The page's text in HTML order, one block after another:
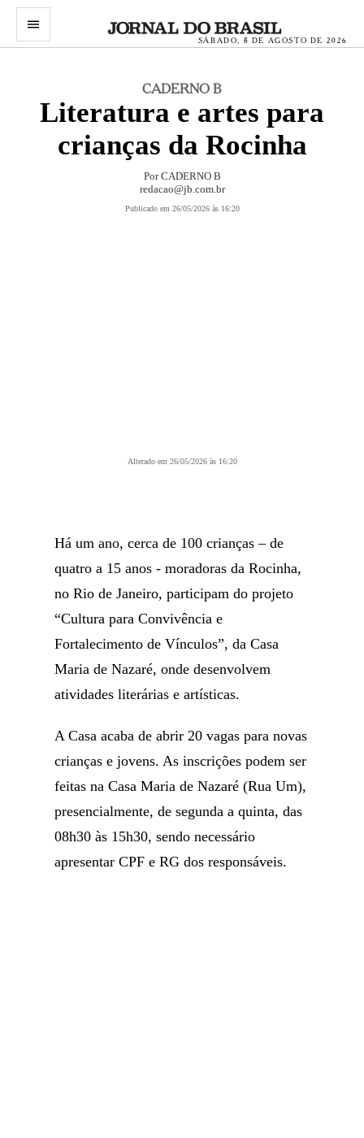
menu
SÁBADO, 8 DE AGOSTO DE 2026
CADERNO B
Literatura e artes para
crianças da Rocinha
PorCADERNO B
redacao@jb.com.br
Publicado em 26/05/2026 às 16:20
Alterado em 26/05/2026 às 16:20
Há um ano, cerca de 100 crianças – de
quatro a 15 anos - moradoras da Rocinha,
no Rio de Janeiro, participam do projeto
“Cultura para Convivência e
Fortalecimento de Vínculos”, da Casa
Maria de Nazaré, onde desenvolvem
atividades literárias e artísticas.
A Casa acaba de abrir 20 vagas para novas
crianças e jovens. As inscrições podem ser
feitas na Casa Maria de Nazaré (Rua Um),
presencialmente, de segunda a quinta, das
08h30 às 15h30, sendo necessário
apresentar CPF e RG dos responsáveis.